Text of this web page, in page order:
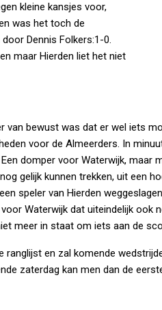
kleine kansjes voor,
was het toch de
Dennis Folkers:1-0.
maar Hierden liet het niet
bewust was dat er wel iets
voor de Almeerders. In
domper voor Waterwijk, maar
gelijk kunnen trekken, uit een
speler van Hierden
Waterwijk dat uiteindelijk ook
meer in staat om iets aan de
en zal komende
zaterdag kan men dan de